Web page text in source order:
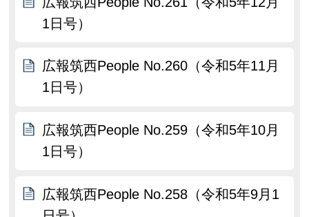
1日号）
広報筑西People No.260（令和5年11月
1日号）
広報筑西People No.259（令和5年10月
1日号）
広報筑西People No.258（令和5年9月1